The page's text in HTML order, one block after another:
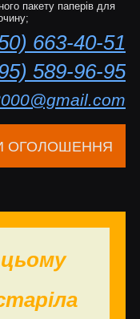
пакету паперів для
663-40-51
589-96-95
ОГОЛОШЕННЯ